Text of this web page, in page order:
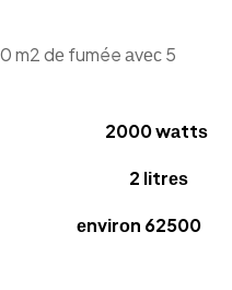
m2 dе fumée аvес 5
wаttѕ
: 2 lіtrеѕ
: еnvіrоn 62500